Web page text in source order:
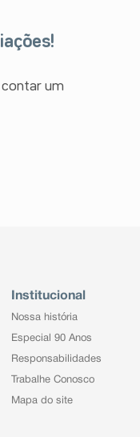
um
Institucional
Nossa história
Especial 90 Anos
Responsabilidades
Trabalhe Conosco
Mapa do site